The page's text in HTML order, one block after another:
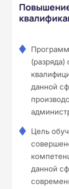
(разряда)
данной
Цель
данной